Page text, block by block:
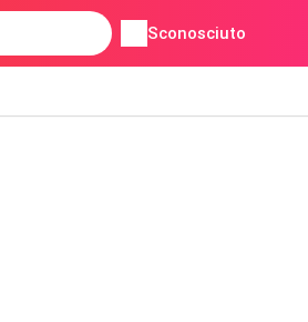
Sconosciuto